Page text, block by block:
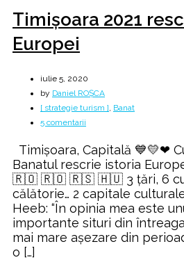
Timişoara 2021
Europei
iulie 5, 2020
by Daniel ROȘCA
[ strategie turism ] Banat
5 comentarii
2021
rescrie
istoria
Europei
Timișoara, Capitală 💙💛❤
Banatul rescrie istoria
🇷🇴 🇷🇴 🇷🇸 🇭🇺 3 țări, 6
călătorie… 2 capitale
Heeb: “În opinia mea este
importante situri din
mai mare aşezare din
o […]